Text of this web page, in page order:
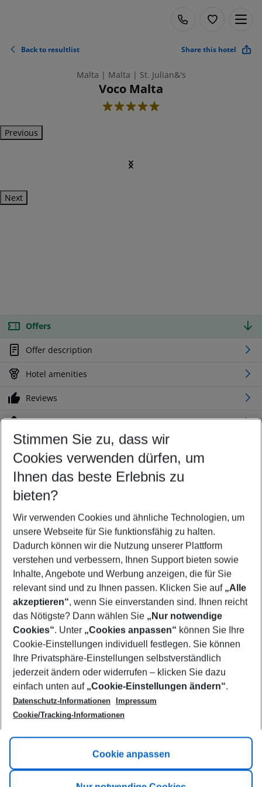
Back to resultlist Share this hotel
Malta | Malta | St. Julian&'s
Voco Malta
5
Previous
Next
Offers
Offer description
Hotel amenities
Reviews
Location
Customize your offer
Find the perfect deal which suits your best
Your departure airport
Any airport
Select your date range
08/08/26–06/08/27 5-8 nights
Who will travel
2 adults No children
Show more filter
Footer
Footer navigation
Title A
Link A
Stimmen Sie zu, dass wir
Cookies verwenden dürfen, um
Ihnen das beste Erlebnis zu
bieten?
Wir verwenden Cookies und ähnliche Technologien, um
unsere Webseite für Sie funktionsfähig zu halten.
Dadurch können wir die Nutzung unserer Plattform
verstehen und verbessern, Ihnen Support bieten sowie
Inhalte, Angebote und Werbung anzeigen, die für Sie
relevant sind und zu Ihnen passen. Klicken Sie auf „Alle
akzeptieren“, wenn Sie einverstanden sind. Ihnen reicht
das Nötigste? Dann wählen Sie „Nur notwendige
Cookies“. Unter „Cookies anpassen“ können Sie Ihre
Cookie-Einstellungen individuell festlegen. Sie können
Ihre Privatsphäre-Einstellungen selbstverständlich
jederzeit ändern oder widerrufen – klicken Sie dazu
einfach unten auf „Cookie-Einstellungen ändern“.
Datenschutz-Informationen
Impressum
Cookie/Tracking-Informationen
Cookie anpassen